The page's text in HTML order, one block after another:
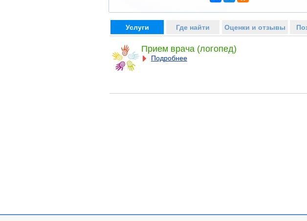
Услуги Где найти Оценки и отзывы
Прием врача (логопед)
Подробнее